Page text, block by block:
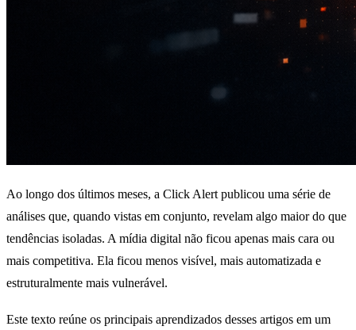
Ao longo dos últimos meses, a Click Alert publicou uma série de
análises que, quando vistas em conjunto, revelam algo maior do que
tendências isoladas. A mídia digital não ficou apenas mais cara ou
mais competitiva. Ela ficou menos visível, mais automatizada e
estruturalmente mais vulnerável.
Este texto reúne os principais aprendizados desses artigos em um